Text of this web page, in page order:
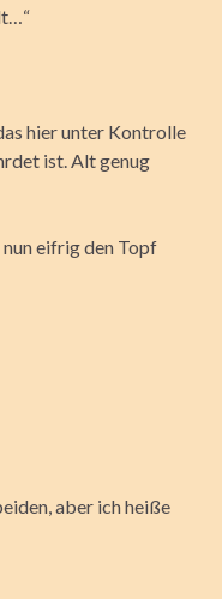
hier unter Kontrolle
ist. Alt genug
eifrig den Topf
aber ich heiße